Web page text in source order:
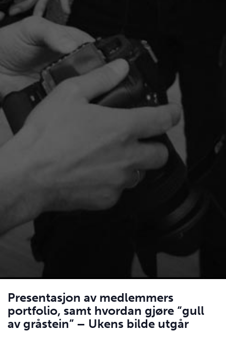
Presentasjon av medlemmers
portfolio, samt hvordan gjøre “gull
av gråstein” – Ukens bilde utgår